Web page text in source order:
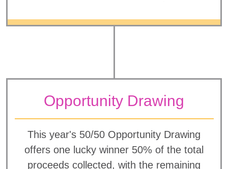
Opportunity Drawing
This year's 50/50 Opportunity Drawing
offers one lucky winner 50% of the total
proceeds collected, with the remaining